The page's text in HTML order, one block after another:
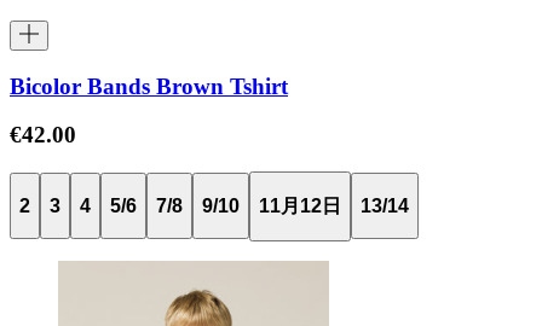
Bicolor Bands Brown Tshirt
€42.00
2 3 4 5/6 7/8 9/10 11月12日 13/14